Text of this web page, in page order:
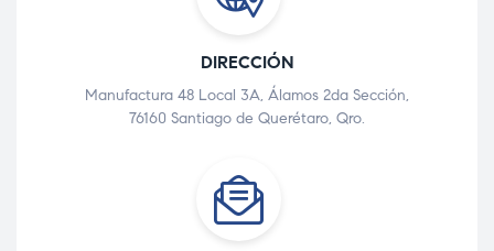
DIRECCIÓN
Manufactura 48 Local 3A, Álamos 2da Sección,
76160 Santiago de Querétaro, Qro.